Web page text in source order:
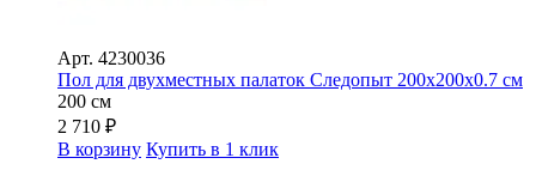
Арт. 4230036
Пол для двухместных палаток Следопыт 200х200х0.7 см
200 см
2 710 ₽
В корзину Купить в 1 клик